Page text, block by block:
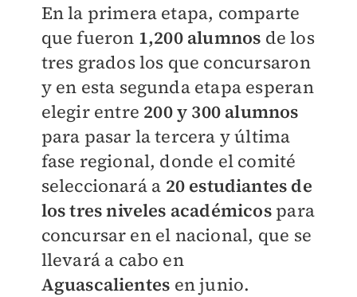
En la primera etapa, comparte
que fueron 1,200 alumnos de los
tres grados los que concursaron
y en esta segunda etapa esperan
elegir entre 200 y 300 alumnos
para pasar la tercera y última
fase regional, donde el comité
seleccionará a 20 estudiantes de
los tres niveles académicospara
concursar en el nacional, que se
llevará a cabo en
Aguascalientes en junio.